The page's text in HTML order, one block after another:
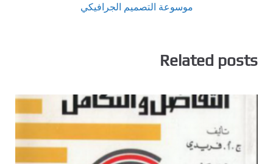
موسوعة التصميم الجرافيكي
Related posts